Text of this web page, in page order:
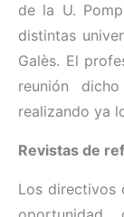
de la U.
distintas
Galès. El
reunión
realizando ya
Revistas de
Los directivos